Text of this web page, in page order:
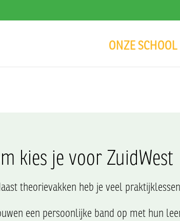
ONZE SCHOOL
kies je voor ZuidWest
theorievakken heb je veel
een persoonlijke band op met hun